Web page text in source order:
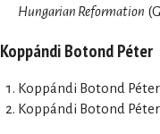
Hungarian Reformation
Koppándi Botond Péter
Koppándi Botond
Koppándi Botond